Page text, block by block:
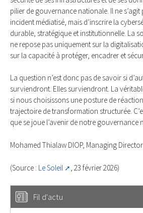
pilier de gouvernance nationale. Il ne
incident médiatisé, mais d’inscrire la
durable, stratégique et institutionnelle. La
ne repose pas uniquement sur la
sur la capacité à protéger, encadrer et
La question n’est donc pas de savoir si
surviendront. Elles surviendront. La
si nous choisissons une posture de
trajectoire de transformation structurée.
que se joue l’avenir de notre gouvernance
Mohamed Thialaw DIOP, Managing Director
(Source : Le Soleil , 23 février 2026)
Fil d'actu